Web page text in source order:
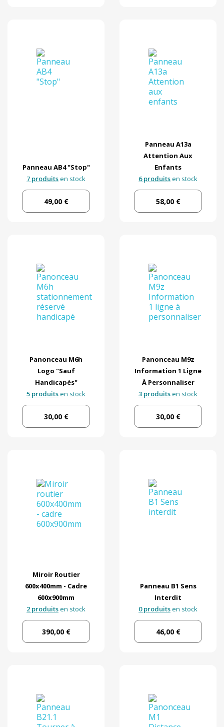
Panneau AB4 "Stop"
7 produitsen stock
49,00 €
Panneau A13a
Attention Aux
Enfants
6 produitsen stock
58,00 €
Panonceau M6h
Logo "sauf
Handicapés"
5 produitsen stock
30,00 €
Panonceau M9z
Information 1 Ligne
À Personnaliser
3 produitsen stock
30,00 €
Miroir Routier
600x400mm - Cadre
600x900mm
2 produitsen stock
390,00 €
Panneau B1 Sens
Interdit
0 produitsen stock
46,00 €